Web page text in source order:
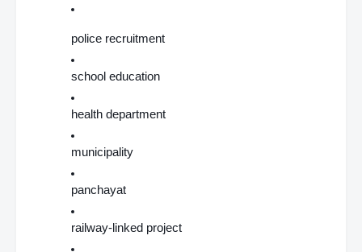
police recruitment
school education
health department
municipality
panchayat
railway-linked project